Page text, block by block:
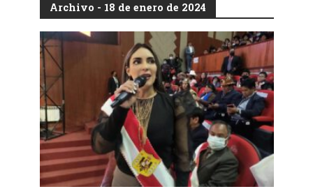
Archivo - 18 de enero de 2024